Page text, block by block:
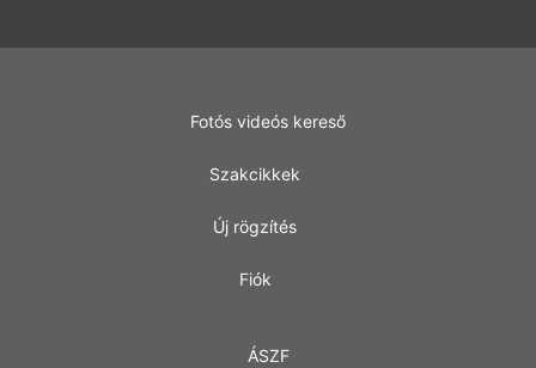
Fotós videós kereső
Szakcikkek
Új rögzítés
Fiók
ÁSZF